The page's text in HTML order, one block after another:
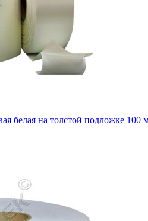
стандартная 100 м, 200 м белая